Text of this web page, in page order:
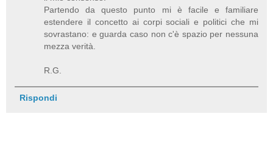
Partendo da questo punto mi è facile e familiare
estendere il concetto ai corpi sociali e politici che mi
sovrastano: e guarda caso non c'è spazio per nessuna
mezza verità.
R.G.
Rispondi